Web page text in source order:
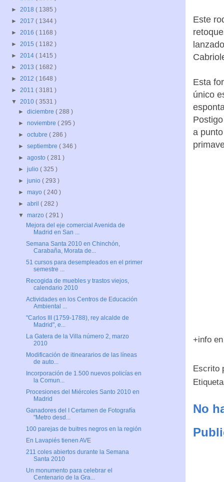
Este
Esta
único
a
+info
Escrito
No
► 2018 ( 1385 )
► 2017 ( 1344 )
► 2016 ( 1168 )
► 2015 ( 1182 )
► 2014 ( 1415 )
► 2013 ( 1682 )
► 2012 ( 1648 )
► 2011 ( 3181 )
▼ 2010 ( 3531 )
►diciembre( 288 )
►noviembre( 295 )
►octubre( 286 )
►septiembre( 346 )
►agosto( 281 )
►julio( 325 )
►junio( 293 )
►mayo( 240 )
►abril( 282 )
▼marzo( 291 )
Mejora del eje comercial Avenida de
Madrid en San ...
Semana Santa 2010 en Chinchón,
Carabaña, Morata de...
51 cursos para desempleados en el primer
semestre ...
Recogida de muebles y trastos viejos,
calendario 2010
Actividades en los Centros de Educación
Ambiental ...
"Carlos III (1759-1788), rey alcalde de
Madrid", e...
La Gatera de la Villa número 2, marzo
2010
Modificación de itineararios de las líneas
de auto...
Incorporación de 1.500 nuevos policías en
la Comun...
Procesiones del Miércoles Santo 2010 en
Madrid
Ganadores del I Certamen de Fotografía
"Metro desd...
100 parejas de buitres negros en la región
En Lavapiés tienen AVE
211 coles abiertos durante la Semana
Santa 2010
Un monumento para celebrar el
Centenario de la Gra...